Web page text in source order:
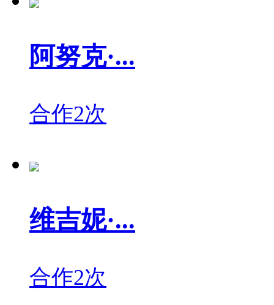
阿努克·...
合作2次
维吉妮·...
合作2次